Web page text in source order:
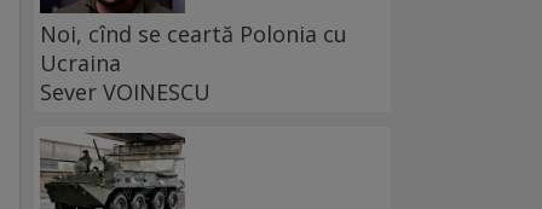
Noi, cînd se ceartă Polonia cu
Ucraina
Sever VOINESCU